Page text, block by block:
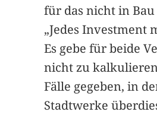
für das nicht in
„Jedes Investment
Es gebe für beide
nicht zu kalkulieren
Fälle gegeben, in
Stadtwerke